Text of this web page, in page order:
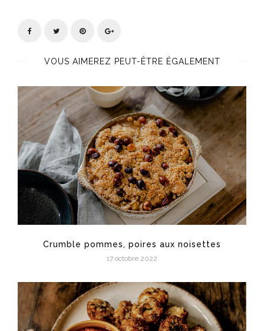
VOUS AIMEREZ PEUT-ÊTRE ÉGALEMENT
Crumble pommes, poires aux noisettes
17 octobre 2022